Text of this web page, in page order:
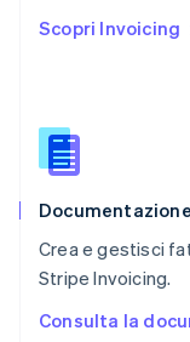
Scopri Invoicing
Crea e gestisci
Stripe Invoicing.
Consulta la
English
English
Slovacchia
Slovenia
Spagna
EspañolEnglish
English Español